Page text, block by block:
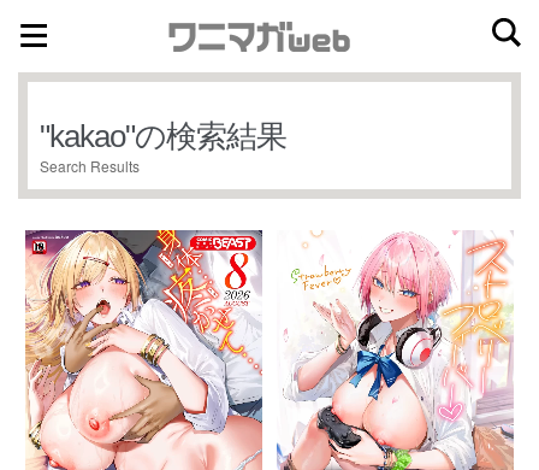
ナ
ョ
ン
へ
ス
キ
ッ
プ
コ
へ
ス
キ
ッ
プ
"kakao"の検索結果
Search Results